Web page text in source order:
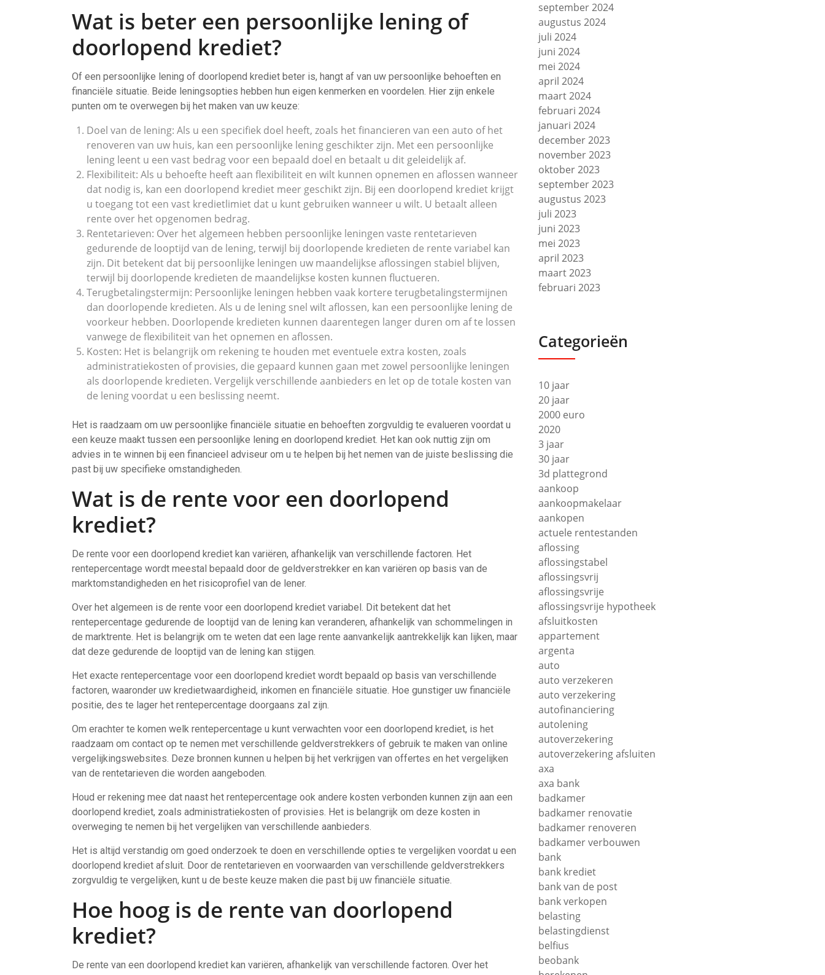
Wat is beter een persoonlijke lening of
doorlopend krediet?
Of een persoonlijke lening of doorlopend krediet beter is, hangt af van uw persoonlijke behoeften en
financiële situatie. Beide leningsopties hebben hun eigen kenmerken en voordelen. Hier zijn enkele
punten om te overwegen bij het maken van uw keuze:
Doel van de lening: Als u een specifiek doel heeft, zoals het financieren van een auto of het
renoveren van uw huis, kan een persoonlijke lening geschikter zijn. Met een persoonlijke
lening leent u een vast bedrag voor een bepaald doel en betaalt u dit geleidelijk af.
Flexibiliteit: Als u behoefte heeft aan flexibiliteit en wilt kunnen opnemen en aflossen wanneer
dat nodig is, kan een doorlopend krediet meer geschikt zijn. Bij een doorlopend krediet krijgt
u toegang tot een vast kredietlimiet dat u kunt gebruiken wanneer u wilt. U betaalt alleen
rente over het opgenomen bedrag.
Rentetarieven: Over het algemeen hebben persoonlijke leningen vaste rentetarieven
gedurende de looptijd van de lening, terwijl bij doorlopende kredieten de rente variabel kan
zijn. Dit betekent dat bij persoonlijke leningen uw maandelijkse aflossingen stabiel blijven,
terwijl bij doorlopende kredieten de maandelijkse kosten kunnen fluctueren.
Terugbetalingstermijn: Persoonlijke leningen hebben vaak kortere terugbetalingstermijnen
dan doorlopende kredieten. Als u de lening snel wilt aflossen, kan een persoonlijke lening de
voorkeur hebben. Doorlopende kredieten kunnen daarentegen langer duren om af te lossen
vanwege de flexibiliteit van het opnemen en aflossen.
Kosten: Het is belangrijk om rekening te houden met eventuele extra kosten, zoals
administratiekosten of provisies, die gepaard kunnen gaan met zowel persoonlijke leningen
als doorlopende kredieten. Vergelijk verschillende aanbieders en let op de totale kosten van
de lening voordat u een beslissing neemt.
Het is raadzaam om uw persoonlijke financiële situatie en behoeften zorgvuldig te evalueren voordat u
een keuze maakt tussen een persoonlijke lening en doorlopend krediet. Het kan ook nuttig zijn om
advies in te winnen bij een financieel adviseur om u te helpen bij het nemen van de juiste beslissing die
past bij uw specifieke omstandigheden.
Wat is de rente voor een doorlopend
krediet?
De rente voor een doorlopend krediet kan variëren, afhankelijk van verschillende factoren. Het
rentepercentage wordt meestal bepaald door de geldverstrekker en kan variëren op basis van de
marktomstandigheden en het risicoprofiel van de lener.
Over het algemeen is de rente voor een doorlopend krediet variabel. Dit betekent dat het
rentepercentage gedurende de looptijd van de lening kan veranderen, afhankelijk van schommelingen in
de marktrente. Het is belangrijk om te weten dat een lage rente aanvankelijk aantrekkelijk kan lijken, maar
dat deze gedurende de looptijd van de lening kan stijgen.
Het exacte rentepercentage voor een doorlopend krediet wordt bepaald op basis van verschillende
factoren, waaronder uw kredietwaardigheid, inkomen en financiële situatie. Hoe gunstiger uw financiële
positie, des te lager het rentepercentage doorgaans zal zijn.
Om erachter te komen welk rentepercentage u kunt verwachten voor een doorlopend krediet, is het
raadzaam om contact op te nemen met verschillende geldverstrekkers of gebruik te maken van online
vergelijkingswebsites. Deze bronnen kunnen u helpen bij het verkrijgen van offertes en het vergelijken
van de rentetarieven die worden aangeboden.
Houd er rekening mee dat naast het rentepercentage ook andere kosten verbonden kunnen zijn aan een
doorlopend krediet, zoals administratiekosten of provisies. Het is belangrijk om deze kosten in
overweging te nemen bij het vergelijken van verschillende aanbieders.
Het is altijd verstandig om goed onderzoek te doen en verschillende opties te vergelijken voordat u een
doorlopend krediet afsluit. Door de rentetarieven en voorwaarden van verschillende geldverstrekkers
zorgvuldig te vergelijken, kunt u de beste keuze maken die past bij uw financiële situatie.
Hoe hoog is de rente van doorlopend
krediet?
De rente van een doorlopend krediet kan variëren, afhankelijk van verschillende factoren. Over het
september 2024
augustus 2024
juli 2024
juni 2024
mei 2024
april 2024
maart 2024
februari 2024
januari 2024
december 2023
november 2023
oktober 2023
september 2023
augustus 2023
juli 2023
juni 2023
mei 2023
april 2023
maart 2023
februari 2023
Categorieën
10 jaar
20 jaar
2000 euro
2020
3 jaar
30 jaar
3d plattegrond
aankoop
aankoopmakelaar
aankopen
actuele rentestanden
aflossing
aflossingstabel
aflossingsvrij
aflossingsvrije
aflossingsvrije hypotheek
afsluitkosten
appartement
argenta
auto
auto verzekeren
auto verzekering
autofinanciering
autolening
autoverzekering
autoverzekering afsluiten
axa
axa bank
badkamer
badkamer renovatie
badkamer renoveren
badkamer verbouwen
bank
bank krediet
bank van de post
bank verkopen
belasting
belastingdienst
belfius
beobank